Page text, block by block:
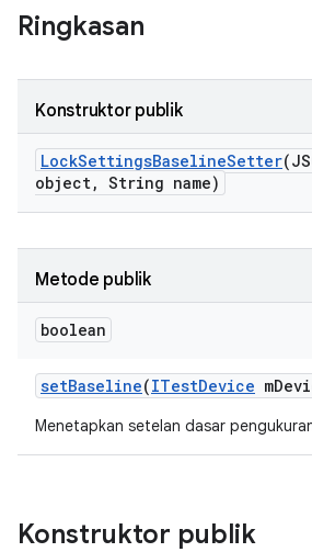
Ringkasan
Konstruktor publik
LockSettingsBaselineSetter
object, String name)
Metode publik
boolean
setBaseline(ITestDevice m
Menetapkan setelan dasar
Konstruktor publik